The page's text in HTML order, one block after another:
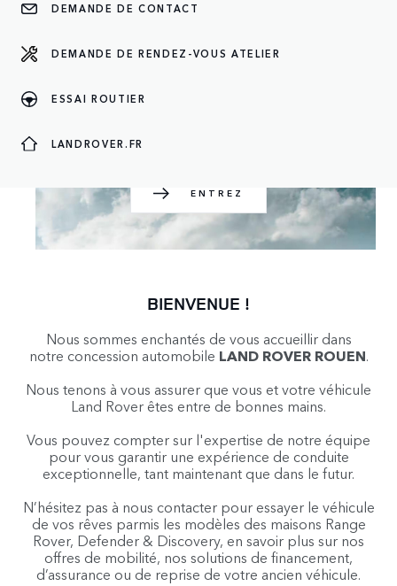
DEMANDE DE CONTACT
DEMANDE DE RENDEZ-VOUS ATELIER
ESSAI ROUTIER
LANDROVER.FR
ENTREZ
BIENVENUE !
Nous sommes enchantés de vous accueillir dans
notre concession automobile LAND ROVER ROUEN.
Nous tenons à vous assurer que vous et votre véhicule
Land Rover êtes entre de bonnes mains.
Vous pouvez compter sur l'expertise de notre équipe
pour vous garantir une expérience de conduite
exceptionnelle, tant maintenant que dans le futur.
N’hésitez pas à nous contacter pour essayer le véhicule
de vos rêves parmis les modèles des maisons Range
Rover, Defender & Discovery, en savoir plus sur nos
offres de mobilité, nos solutions de financement,
d’assurance ou de reprise de votre ancien véhicule.